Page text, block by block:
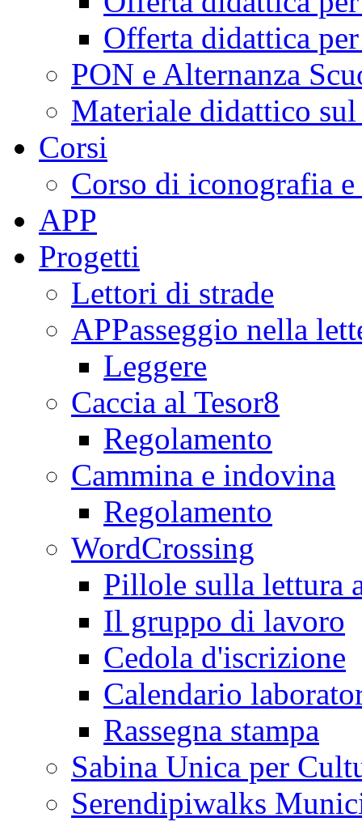
Offerta didattica
PON e Alternanza
Materiale didattico
Corsi
Corso di iconografia
APP
Progetti
Lettori di strade
APPasseggio nella
Leggere
Caccia al Tesor8
Regolamento
Cammina e indovina
Regolamento
WordCrossing
Pillole sulla lettura
Il gruppo di lavoro
Cedola d'iscrizione
Calendario
Rassegna stampa
Sabina Unica per
Serendipiwalks